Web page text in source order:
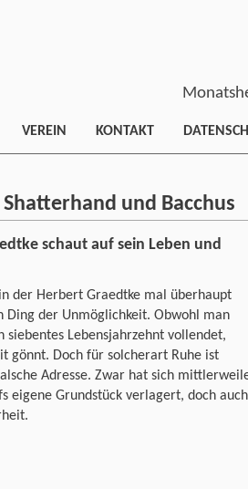
VEREIN KONTAKT
und Bacchus
schaut auf sein Leben und
der Herbert Graedtke mal überhaupt
Ding der Unmöglichkeit. Obwohl man
Lebensjahrzehnt vollendet,
gönnt. Doch für solcherart Ruhe ist
Adresse. Zwar hat sich
eigene Grundstück verlagert, doch auch